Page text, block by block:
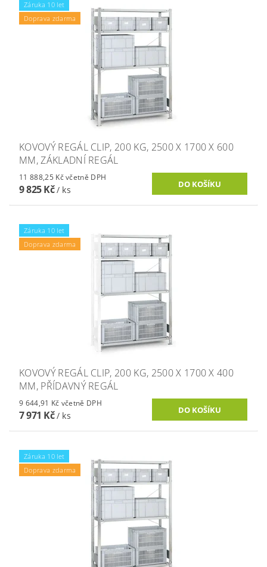
Záruka 10 let
Doprava zdarma
KOVOVÝ REGÁL CLIP, 200 KG, 2500 X 1700 X 600
MM, ZÁKLADNÍ REGÁL
11 888,25 Kč včetně DPH
9 825 Kč/ ks
Záruka 10 let
Doprava zdarma
KOVOVÝ REGÁL CLIP, 200 KG, 2500 X 1700 X 400
MM, PŘÍDAVNÝ REGÁL
9 644,91 Kč včetně DPH
7 971 Kč/ ks
Záruka 10 let
Doprava zdarma